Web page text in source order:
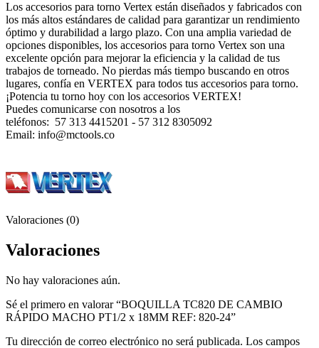
Los accesorios para torno Vertex están diseñados y fabricados con
los más altos estándares de calidad para garantizar un rendimiento
óptimo y durabilidad a largo plazo. Con una amplia variedad de
opciones disponibles, los accesorios para torno Vertex son una
excelente opción para mejorar la eficiencia y la calidad de tus
trabajos de torneado. No pierdas más tiempo buscando en otros
lugares, confí­a en VERTEX para todos tus accesorios para torno.
¡Potencia tu torno hoy con los accesorios VERTEX!
Puedes comunicarse con nosotros a los
teléfonos: 57 313 4415201 - 57 312 8305092
Email: info@mctools.co
Valoraciones (0)
Valoraciones
No hay valoraciones aún.
Sé el primero en valorar “BOQUILLA TC820 DE CAMBIO
RÁPIDO MACHO PT1/2 x 18MM REF: 820-24”
Tu dirección de correo electrónico no será publicada. Los campos